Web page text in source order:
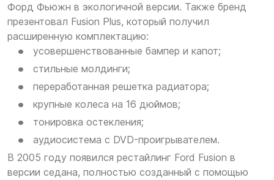
Форд Фьюжн в экологичной версии. Также бренд
презентовал Fusion Plus, который получил
расширенную комплектацию:
усовершенствованные бампер и капот;
стильные молдинги;
переработанная решетка радиатора;
крупные колеса на 16 дюймов;
тонировка остекления;
аудиосистема с DVD-проигрывателем.
В 2005 году появился рестайлинг Ford Fusion в
версии седана, полностью созданный с помощью